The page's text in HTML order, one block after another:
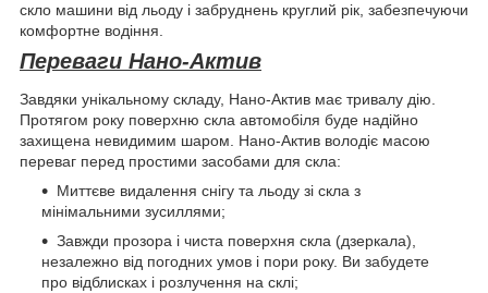
скло машини від льоду і забруднень круглий рік, забезпечуючи
комфортне водіння.
Переваги Нано-Актив
Завдяки унікальному складу, Нано-Актив має тривалу дію.
Протягом року поверхню скла автомобіля буде надійно
захищена невидимим шаром. Нано-Актив володіє масою
переваг перед простими засобами для скла:
Миттєве видалення снігу та льоду зі скла з
мінімальними зусиллями;
Завжди прозора і чиста поверхня скла (дзеркала),
незалежно від погодних умов і пори року. Ви забудете
про відблисках і розлучення на склі;